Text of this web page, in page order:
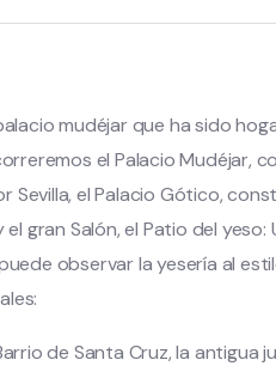
mudéjar que ha sido
el Palacio Mudéjar,
Sevilla, el Palacio Gótico,
gran Salón, el Patio del yeso:
observar la yesería al
de Santa Cruz, la antigua